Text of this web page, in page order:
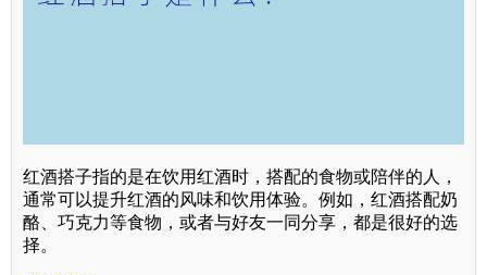
红酒搭子指的是在饮用红酒时，搭配的食物或陪伴的人，
通常可以提升红酒的风味和饮用体验。例如，红酒搭配奶
酪、巧克力等食物，或者与好友一同分享，都是很好的选
择。